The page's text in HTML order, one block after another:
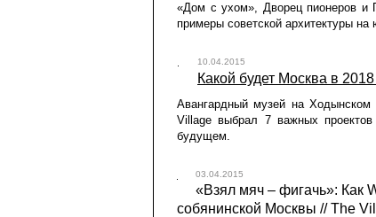
«Дом с ухом», Дворец пионеров и
примеры советской архитектуры на
10.04.2015
Какой будет Москва в
Авангардный музей на
Village выбрал 7 важных
будущем.
03.04.2015
«Взял мяч – фигачь»: Как
собянинской Москвы // The